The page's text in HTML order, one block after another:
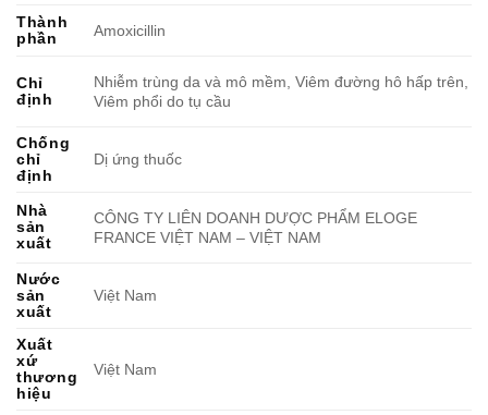
Thành
phần
Amoxicillin
Chỉ
định
Nhiễm trùng da và mô mềm, Viêm đường hô hấp trên,
Viêm phổi do tụ cầu
Chống
chỉ
định
Dị ứng thuốc
Nhà
sản
xuất
CÔNG TY LIÊN DOANH DƯỢC PHẨM ELOGE
FRANCE VIỆT NAM – VIỆT NAM
Nước
sản
xuất
Việt Nam
Xuất
xứ
thương
hiệu
Việt Nam